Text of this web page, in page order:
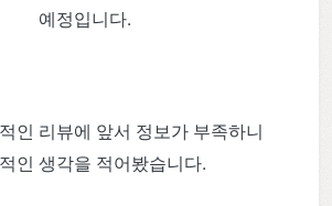
예정입니다.
인 리뷰에 앞서 정보가 부족하니
인 생각을 적어봤습니다.